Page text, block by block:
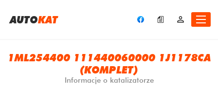
AUTOKAT
1ML254400 111440060000 1J1178CA
(KOMPLET)
Informacje o katalizatorze